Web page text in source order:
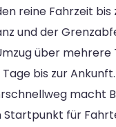
reine Fahrzeit bis
und der
über mehrere
bis zur Ankunft.
macht
Startpunkt für